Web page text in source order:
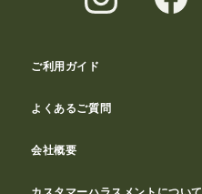
ご利用ガイド
よくあるご質問
会社概要